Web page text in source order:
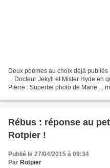
Deux poèmes au choix déjà
... Docteur Jekyll et Mister Hyde en
Pierre : Superbe photo de Marie ...
Rébus : réponse au
Rotpier !
Publié le 27/04/2015 à 09:34
Par Rotpier